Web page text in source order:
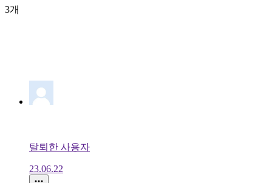
3개
탈퇴한 사용자
23.06.22